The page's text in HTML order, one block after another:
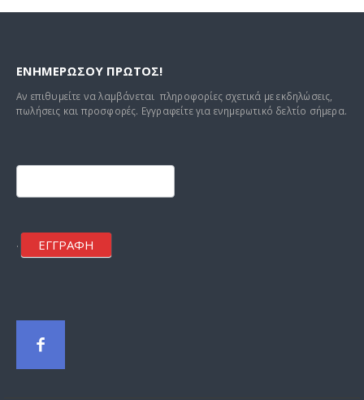
ΕΝΗΜΕΡΩΣΟΥ ΠΡΩΤΟΣ!
Αν επιθυμείτε να λαμβάνεται πληροφορίες σχετικά με εκδηλώσεις,
πωλήσεις και προσφορές. Εγγραφείτε για ενημερωτικό δελτίο σήμερα.
mailchimp
. ΕΓΓΡΑΦΗ